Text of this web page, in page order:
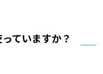
ていますか？